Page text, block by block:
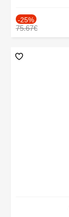
-25%
75.67€